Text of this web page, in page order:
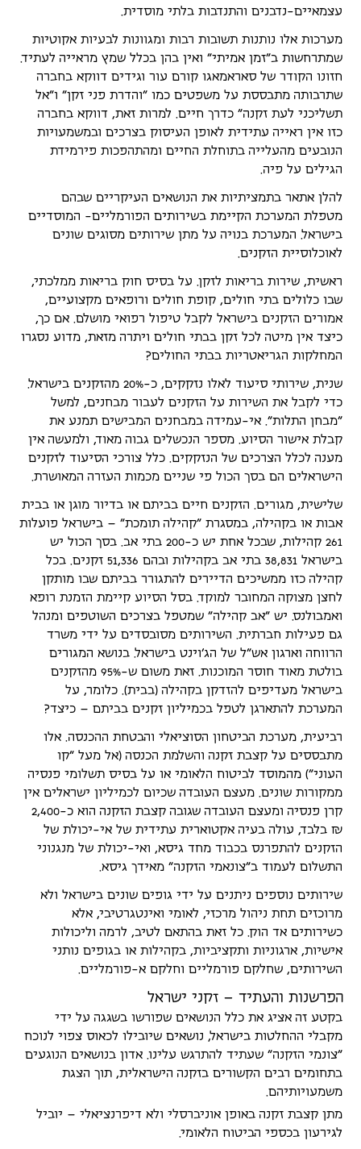
עצמאיים-נדבנים והתנדבות בלתי מוסדית.
מערכות אלו נותנות תשובות רבות ומגוונות לבעיות אקוטיות
שמתרחשות ב"זמן אמיתי" ואין בהן בכלל שמץ מראייה לעתיד.
חזונו הקודר של סאראמאגו קורם עור וגידים דווקא בחברה
שתרבותה מתבססת על משפטים כמו "והדרת פני זקן" ו"אל
תשליכני לעת זקנה" כדרך חיים. למרות זאת, דווקא בחברה
כזו אין ראייה עתידית לאופן העיסוק בצרכים ובמשמעויות
הנובעים מהעלייה בתוחלת החיים ומהתהפכות פירמידת
הגילים על פיה.
להלן אתאר בתמציתיות את הנושאים העיקריים שבהם
מטפלת המערכת הקיימת בשירותים הפורמליים- המוסדיים
בישראל. המערכת בנויה על מתן שירותים מסוגים שונים
לאוכלוסיית הזקנים.
ראשית, שירות בריאות לזקן. על בסיס חוק בריאות ממלכתי,
שבו כלולים בתי חולים, קופת חולים ורופאים מקצועיים,
אמורים הזקנים בישראל לקבל טיפול רפואי מושלם. אם כך,
כיצד אין מיטה לכל זקן בבתי חולים ויתרה מזאת, מדוע נסגרו
המחלקות הגריאטריות בבתי החולים?
שנית, שירותי סיעוד לאלו נזקקים, כ-20% מהזקנים בישראל.
כדי לקבל את השירות על הזקנים לעבור מבחנים, למשל
"מבחן התלות". אי-עמידה במבחנים המבישים תמנע את
קבלת אישור הסיוע. מספר הנכשלים גבוה מאוד, ולמעשה אין
מענה לכלל הצרכים של הנזקקים. כלל צורכי הסיעוד לזקנים
הישראלים הם בסך הכול פי שניים מכמות העזרה המאושרת.
שלישית, מגורים. הזקנים חיים בביתם או בדיור מוגן או בבית
אבות או בקהילה, במסגרת "קהילה תומכת" – בישראל פועלות
261 קהילות, שבכל אחת יש כ-200 בתי אב. בסך הכול יש
בישראל 38,831 בתי אב בקהילות ובהם 51,336 זקנים. בכל
קהילה כזו ממשיכים הדיירים להתגורר בביתם שבו מותקן
לחצן מצוקה המחובר למוקד. בסל הסיוע קיימת הזמנת רופא
ואמבולנס. יש "אב קהילה" שמטפל בצרכים השוטפים ומנהל
גם פעילות חברתית. השירותים מסובסדים על ידי משרד
הרווחה וארגון אש"ל של הג'וינט בישראל. בנושא המגורים
בולטת מאוד חוסר המוכנות. זאת משום ש-95% מהזקנים
בישראל מעדיפים להזדקן בקהילה (בבית). כלומר, על
המערכת להתארגן לטפל בכמיליון זקנים בביתם – כיצד?
רביעית, מערכת הביטחון הסוציאלי והבטחת ההכנסה. אלו
מתבססים על קצבת זקנה והשלמת הכנסה (אל מעל "קו
העוני") מהמוסד לביטוח הלאומי או על בסיס תשלומי פנסיה
ממקורות שונים. מעצם העובדה שכיום לכמיליון ישראלים אין
קרן פנסיה ומעצם העובדה שגובה קצבת הזקנה הוא כ-2,400
₪ בלבד, עולה בעיה אקטוארית עתידית של אי-יכולת של
הזקנים להתפרנס בכבוד מחד גיסא, ואי-יכולת של מנגנוני
התשלום לעמוד ב"צונאמי הזקנה" מאידך גיסא.
שירותים נוספים ניתנים על ידי גופים שונים בישראל ולא
מרוכזים תחת ניהול מרכזי, לאומי ואינטגרטיבי, אלא
כשירותים אד הוק. כל זאת בהתאם לטיב, לרמה וליכולות
אישיות, ארגוניות ותקציביות, בקהילות או בגופים נותני
השירותים, שחלקם פורמליים וחלקם א-פורמליים.
הפרשנות והעתיד – זקני ישראל
בקטע זה אציג את כלל הנושאים שפורשו בשגגה על ידי
מקבלי ההחלטות בישראל, נושאים שיובילו לכאוס צפוי לנוכח
"צונמי הזקנה" שעתיד להתרגש עלינו. אדון בנושאים הנוגעים
בתחומים רבים הקשורים בזקנה הישראלית, תוך הצגת
משמעויותיהם.
מתן קצבת זקנה באופן אוניברסלי ולא דיפרנציאלי – יוביל
לגירעון בכספי הביטוח הלאומי.